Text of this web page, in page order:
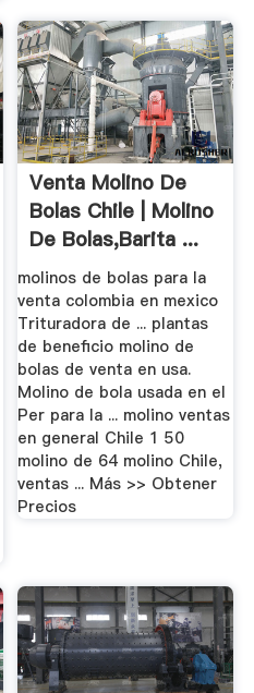
Venta Molino De
Bolas Chile | Molino
De Bolas,Barita ...
molinos de bolas para la
venta colombia en mexico
Trituradora de ... plantas
de beneficio molino de
bolas de venta en usa.
Molino de bola usada en el
Per para la ... molino ventas
en general Chile 1 50
molino de 64 molino Chile,
ventas ... Más >> Obtener
Precios